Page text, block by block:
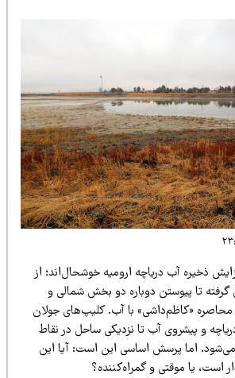
آب دریاچه ارومیه خوشحال‌اند؛ از
تا پیوستن دوباره دو بخش شمالی و
«کاظم‌داشی» با آب. کلیپ‌های جولان
پیشروی آب تا نزدیکی ساحل در نقاط
پرسش اساسی این است: آیا این
یا موقتی و گمراه‌کننده؟